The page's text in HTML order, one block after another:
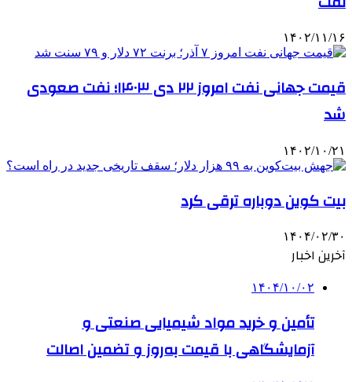
۱۴۰۲/۱۱/۱۶
قیمت جهانی نفت امروز ۲۲ دی ۱۴۰۳؛ نفت صعودی
شد
۱۴۰۲/۱۰/۲۱
بیت کوین دوباره ترقی کرد
۱۴۰۴/۰۲/۳۰
آخرین اخبار
۱۴۰۴/۱۰/۰۲
تأمین و خرید مواد شیمیایی صنعتی و
آزمایشگاهی با قیمت به‌روز و تضمین اصالت